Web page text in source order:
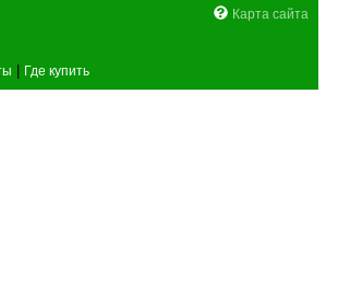
Smartec Карта сайта
Где купить